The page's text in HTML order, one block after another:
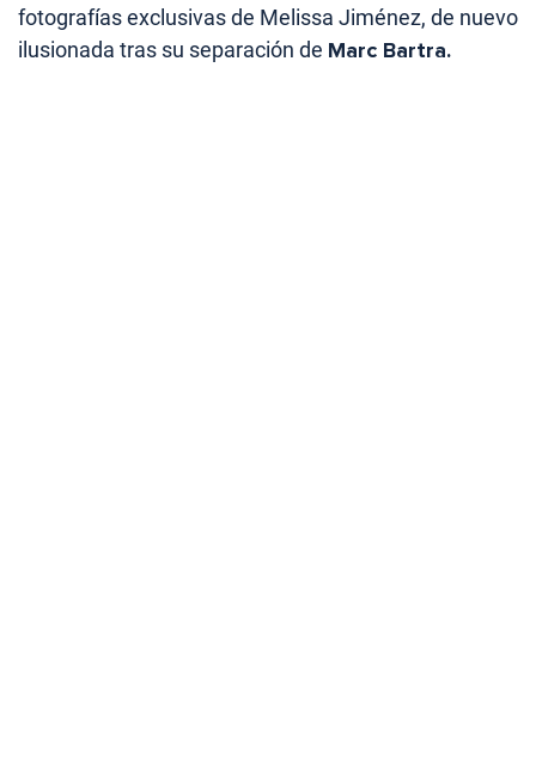
fotografías exclusivas de Melissa Jiménez, de nuevo
ilusionada tras su separación de Marc Bartra.